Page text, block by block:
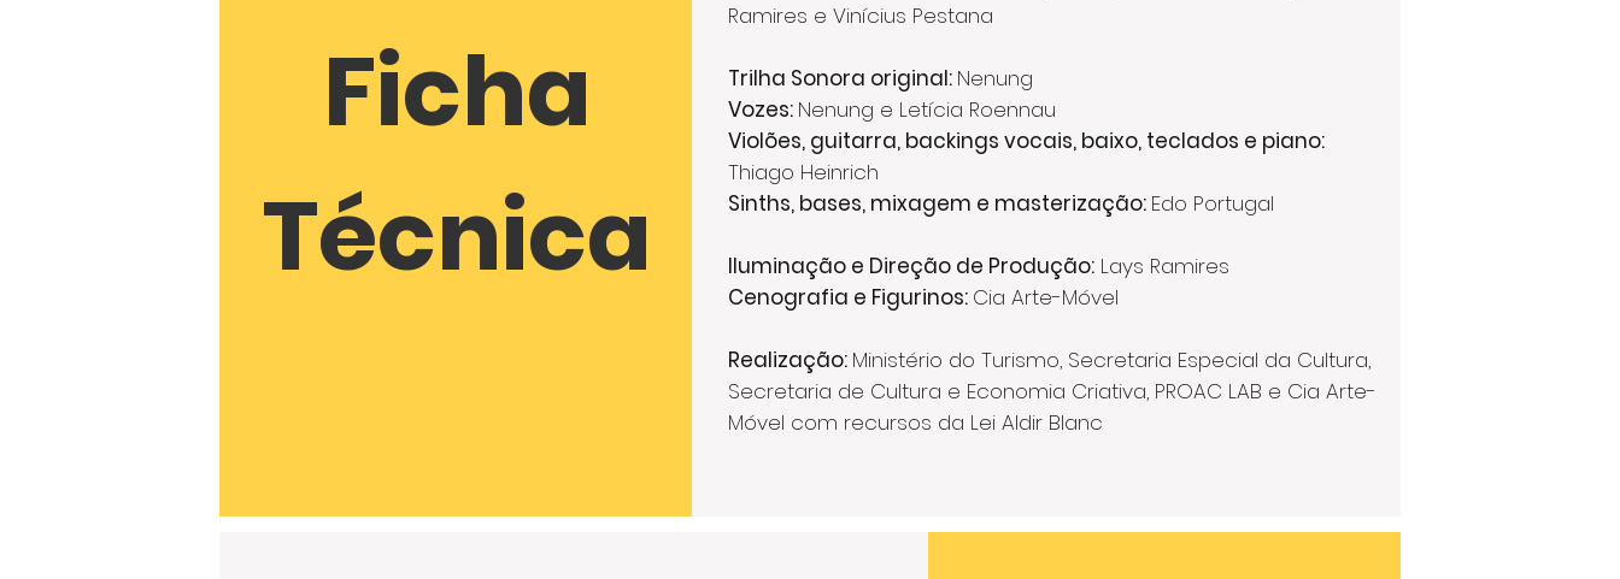
Ficha
Técnica
Ramires e Vinícius Pestana
Trilha Sonora original: Nenung
Vozes: Nenung e Letícia Roennau
Violões, guitarra, backings vocais, baixo, teclados e piano:
Thiago Heinrich
Sinths, bases, mixagem e masterização: Edo Portugal
Iluminação e Direção de Produção: Lays Ramires
Cenografia e Figurinos: Cia Arte-Móvel
Realização: Ministério do Turismo, Secretaria Especial da Cultura,
Secretaria de Cultura e Economia Criativa, PROAC LAB e Cia Arte-
Móvel com recursos da Lei Aldir Blanc